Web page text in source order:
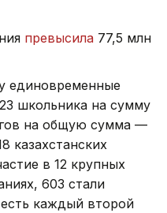
превысила 77,5 млн
единовременные
школьника на сумму
на общую сумма —
казахстанских
в 12 крупных
603 стали
каждый второй